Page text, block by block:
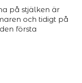
på stjälken är
och tidigt på
första